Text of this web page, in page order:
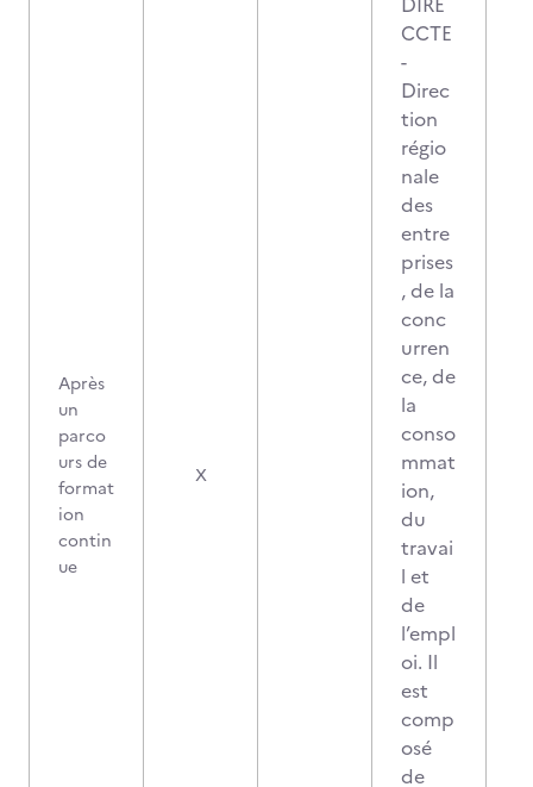
Après
un
parco
urs de
format
ion
contin
ue
X
CCTE
-
Direc
tion
régio
nale
des
entre
prises
, de la
conc
urren
ce, de
la
conso
mmat
ion,
du
travai
l et
de
l’empl
oi. Il
est
comp
osé
de